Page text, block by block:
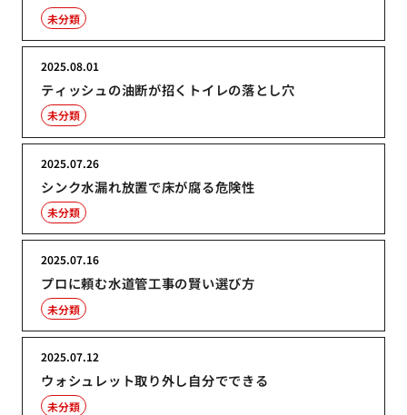
未分類
ティッシュの油断が招くトイレの落とし穴
2025.08.01
未分類
シンク水漏れ放置で床が腐る危険性
2025.07.26
未分類
プロに頼む水道管工事の賢い選び方
2025.07.16
未分類
ウォシュレット取り外し自分でできる
2025.07.12
未分類